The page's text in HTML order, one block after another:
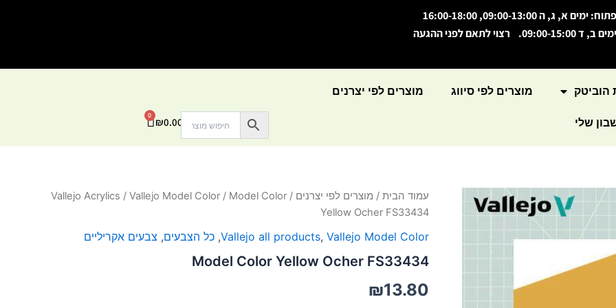
פתוח: ימים א, ג, ה 09:00-13:00, 16:00-18:00
ימים ב, ד 09:00-15:00. רצוי לתאם לפני ההגעה
הוביטק מוצרים לפי סיווג מוצרים לפי יצרנים
שלי ₪0.00
0
עגלת
עמוד הבית / מוצרים לפי יצרנים /
Vallejo Acrylics / Vallejo Model Color / Model Color
Yellow Ocher FS33434
Vallejo all products, Vallejo Model Color
, כל הצבעים, צבעים אקריליים
Model Color Yellow Ocher FS33434
₪13.80
כמות
של
Color
Ocher